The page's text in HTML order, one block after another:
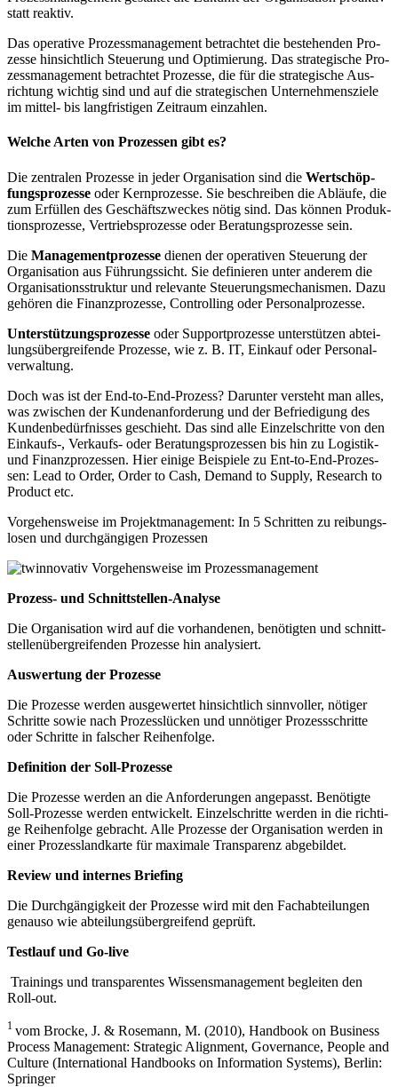
statt reak­tiv.
Das ope­ra­ti­ve Pro­zess­ma­nage­ment betrach­tet die bestehen­den Pro­
zes­se hin­sicht­lich Steue­rung und Opti­mie­rung. Das stra­te­gi­sche Pro­
zess­ma­nage­ment betrach­tet Pro­zes­se, die für die stra­te­gi­sche Aus­
rich­tung wich­tig sind und auf die stra­te­gi­schen Unter­neh­mens­zie­le
im mit­tel- bis lang­fris­ti­gen Zeit­raum ein­zah­len.
Wel­che Arten von Pro­zes­sen gibt es?
Die zen­tra­len Pro­zes­se in jeder Orga­ni­sa­ti­on sind die Wert­schöp­
fungs­pro­zes­se oder Kern­pro­zes­se. Sie beschrei­ben die Abläu­fe, die
zum Erfül­len des Geschäfts­zwe­ckes nötig sind. Das kön­nen Pro­duk­
ti­ons­pro­zes­se, Ver­triebs­pro­zes­se oder Bera­tungs­pro­zes­se sein.
Die Manage­ment­pro­zes­se die­nen der ope­ra­ti­ven Steue­rung der
Orga­ni­sa­ti­on aus Füh­rungs­sicht. Sie defi­nie­ren unter ande­rem die
Orga­ni­sa­ti­ons­struk­tur und rele­van­te Steue­rungs­me­cha­nis­men. Dazu
gehö­ren die Finanz­pro­zes­se, Con­trol­ling oder Per­so­nal­pro­zes­se.
Unter­stüt­zungs­pro­zes­se oder Sup­port­pro­zes­se unter­stüt­zen abtei­
lungs­über­grei­fen­de Pro­zes­se, wie z. B. IT, Ein­kauf oder Per­so­nal­
ver­wal­tung.
Doch was ist der End-to-End-Pro­zess? Dar­un­ter ver­steht man alles,
was zwi­schen der Kun­den­an­for­de­rung und der Befrie­di­gung des
Kun­den­be­dürf­nis­ses geschieht. Das sind alle Ein­zel­schrit­te von den
Einkaufs‑, Ver­kaufs- oder Bera­tungs­pro­zes­sen bis hin zu Logis­tik-
und Finanz­pro­zes­sen. Hier eini­ge Bei­spie­le zu Ent-to-End-Pro­zes­
sen: Lead to Order, Order to Cash, Demand to Sup­p­ly, Rese­arch to
Pro­duct etc.
Vor­ge­hens­wei­se im Pro­jekt­ma­nage­ment: In 5 Schrit­ten zu rei­bungs­
lo­sen und durch­gän­gi­gen Pro­zes­sen
Pro­zess- und Schnitt­stel­len-Ana­ly­se
Die Orga­ni­sa­ti­on wird auf die vor­han­de­nen, benö­tig­ten und schnitt­
stel­len­über­grei­fen­den Pro­zes­se hin ana­ly­siert.
Aus­wer­tung der Pro­zes­se
Die Pro­zes­se wer­den aus­ge­wer­tet hin­sicht­lich sinn­vol­ler, nöti­ger
Schrit­te sowie nach Pro­zess­lü­cken und unnö­ti­ger Pro­zess­schrit­te
oder Schrit­te in fal­scher Rei­hen­fol­ge.
Defi­ni­ti­on der Soll-Pro­zes­se
Die Pro­zes­se wer­den an die Anfor­de­run­gen ange­passt. Benö­tig­te
Soll-Pro­zes­se wer­den ent­wi­ckelt. Ein­zel­schrit­te wer­den in die rich­ti­
ge Rei­hen­fol­ge gebracht. Alle Pro­zes­se der Orga­ni­sa­ti­on wer­den in
einer Pro­zess­land­kar­te für maxi­ma­le Trans­pa­renz abge­bil­det.
Review und inter­nes Brie­fing
Die Durch­gän­gig­keit der Pro­zes­se wird mit den Fach­ab­tei­lun­gen
genau­so wie abtei­lungs­über­grei­fend geprüft.
Test­lauf und Go-live
Trai­nings und trans­pa­ren­tes Wis­sens­ma­nage­ment beglei­ten den
Roll-out.
1 vom Bro­cke, J. & Rose­mann, M. (2010), Hand­book on Busi­ness
Pro­cess Manage­ment: Stra­te­gic Ali­gnment, Gover­nan­ce, Peo­p­le and
Cul­tu­re (Inter­na­tio­nal Hand­books on Infor­ma­ti­on Sys­tems), Ber­lin:
Sprin­ger